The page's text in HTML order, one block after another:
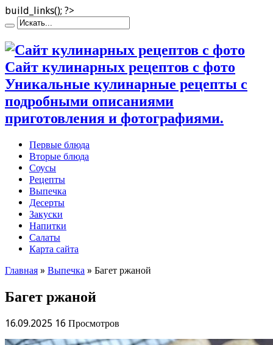
build_links(); ?>
Сайт кулинарных рецептов с фото
Уникальные кулинарные рецепты с
подробными описаниями
приготовления и фотографиями.
Первые блюда
Вторые блюда
Соусы
Рецепты
Выпечка
Десерты
Закуски
Напитки
Салаты
Карта сайта
Главная » Выпечка » Багет ржаной
Багет ржаной
16.09.2025 16 Просмотров